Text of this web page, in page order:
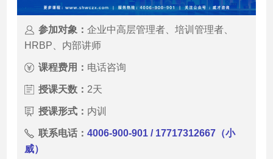
参加对象： 企业中高层管理者、培训管理者、
HRBP、内部讲师
课程费用： 电话咨询
授课天数： 2天
授课形式： 内训
联系电话： 4006-900-901 / 17717312667（小
威）